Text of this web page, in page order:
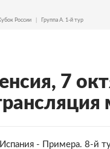
России Группа A. 1-й тур
7
- Примера. 8-й